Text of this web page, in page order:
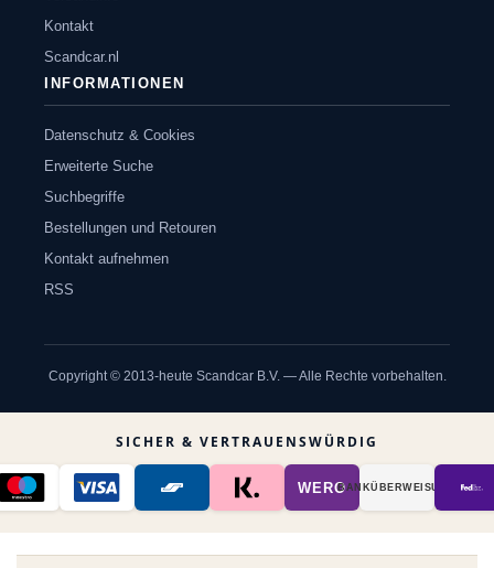
Kontakt
Scandcar.nl
INFORMATIONEN
Datenschutz & Cookies
Erweiterte Suche
Suchbegriffe
Bestellungen und Retouren
Kontakt aufnehmen
RSS
Copyright © 2013-heute Scandcar B.V. — Alle Rechte vorbehalten.
SICHER & VERTRAUENSWÜRDIG
WEROBANK­ÜBER­WEISUNG